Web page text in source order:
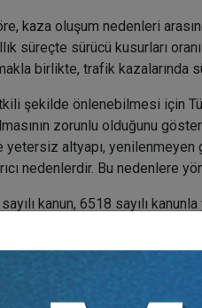
kaza oluşum nedenleri
süreçte sürücü kusurları
birlikte, trafik kazalarında
şekilde önlenebilmesi
zorunlu olduğunu
yetersiz altyapı,
nedenlerdir. Bu
kanun, 6518 sayılı
olumlu yönde bir
2 md.)